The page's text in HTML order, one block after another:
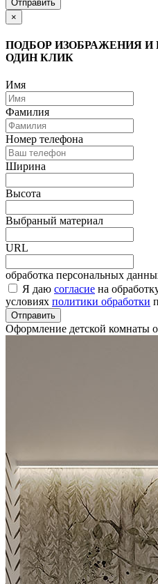
Отправить
×
ПОДБОР ИЗОБРАЖЕНИЯ
ОДИН КЛИК
Имя
Фамилия
Номер телефона
Ширина
Высота
Выбраный материал
URL
обработка персональных
Я даю согласие на
условиях политики обработки
Отправить
Оформление детской комнаты